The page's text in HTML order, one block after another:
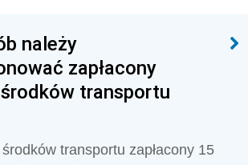
należy
zapłacony
transportu
transportu zapłacony 15